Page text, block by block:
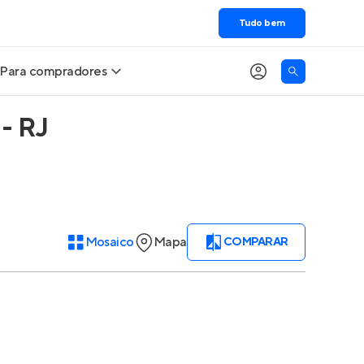
Tudo bem
Entrar no Apto
Para compradores
Buscar um imóvel novo
Correção do INCC
RJ
Mosaico Mapa COMPARAR